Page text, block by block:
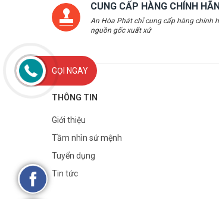
CUNG CẤP HÀNG CHÍNH
An Hòa Phát chỉ cung cấp hàng chính
nguồn gốc xuất xứ
THÔNG TIN
Giới thiệu
Tầm nhìn sứ mệnh
Tuyển dụng
Tin tức
GỌI NGAY